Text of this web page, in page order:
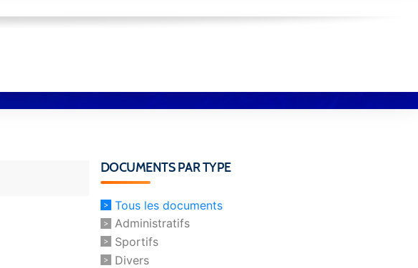
DOCUMENTS PAR TYPE
Tous les documents
Administratifs
Sportifs
Divers